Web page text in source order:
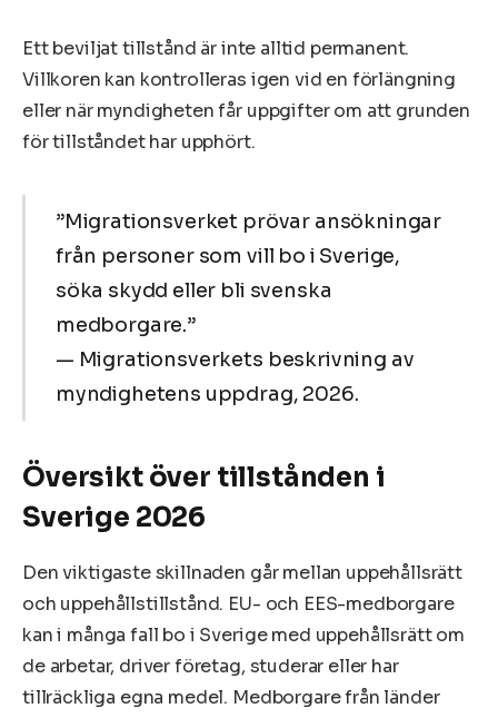
Ett beviljat tillstånd är inte alltid permanent.
Villkoren kan kontrolleras igen vid en förlängning
eller när myndigheten får uppgifter om att grunden
för tillståndet har upphört.
”Migrationsverket prövar ansökningar
från personer som vill bo i Sverige,
söka skydd eller bli svenska
medborgare.”
— Migrationsverkets beskrivning av
myndighetens uppdrag, 2026.
Översikt över tillstånden i
Sverige 2026
Den viktigaste skillnaden går mellan uppehållsrätt
och uppehållstillstånd. EU- och EES-medborgare
kan i många fall bo i Sverige med uppehållsrätt om
de arbetar, driver företag, studerar eller har
tillräckliga egna medel. Medborgare från länder